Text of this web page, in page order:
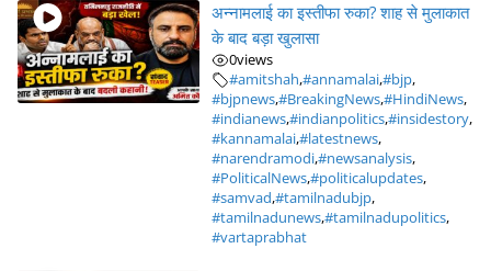
अन्नामलाई का इस्तीफा रुका? शाह से मुलाकात
के बाद बड़ा खुलासा
0views
#amitshah,#annamalai,#bjp,
#bjpnews,#BreakingNews,#HindiNews,
#indianews,#indianpolitics,#insidestory,
#kannamalai,#latestnews,
#narendramodi,#newsanalysis,
#PoliticalNews,#politicalupdates,
#samvad,#tamilnadubjp,
#tamilnadunews,#tamilnadupolitics,
#vartaprabhat